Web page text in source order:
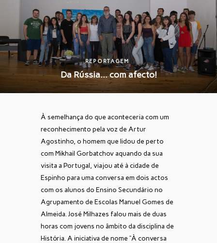
REPORTAGEM
Da Rússia… com afecto!
À semelhança do que aconteceria com um
reconhecimento pela voz de Artur
Agostinho, o homem que lidou de perto
com Mikhail Gorbatchov aquando da sua
visita a Portugal, viajou até à cidade de
Espinho para uma conversa em dois actos
com os alunos do Ensino Secundário no
Agrupamento de Escolas Manuel Gomes de
Almeida. José Milhazes falou mais de duas
horas com jovens no âmbito da disciplina de
História. A iniciativa de nome “À conversa